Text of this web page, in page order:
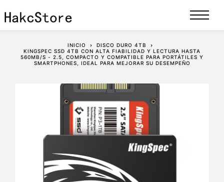
INICIO
DISCO DURO 4TB
KINGSPEC SSD 4TB CON ALTA FIABILIDAD Y LECTURA HASTA
560MB/S - 2.5, COMPACTO Y COMPATIBLE PARA PORTÁTILES Y
SMARTPHONES, IDEAL PARA MEJORAR SU DESEMPEÑO